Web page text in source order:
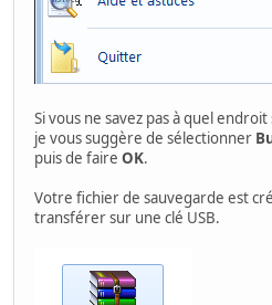
Si vous ne savez pas à quel
je vous suggère de sélectionner
puis de faire OK.
Votre fichier de sauvegarde est
transférer sur une clé USB.